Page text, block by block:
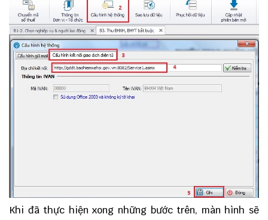
Khi đã thực hiện xong những bước trên, màn hình sẽ